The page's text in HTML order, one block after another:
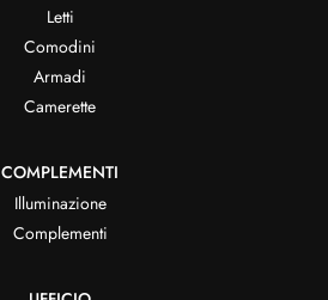
Letti
Comodini
Armadi
Camerette
COMPLEMENTI
Illuminazione
Complementi